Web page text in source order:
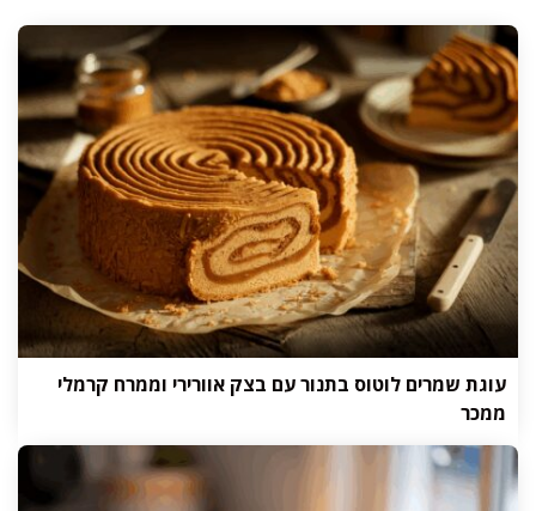
עוגת שמרים לוטוס בתנור עם בצק אוורירי וממרח קרמלי
ממכר